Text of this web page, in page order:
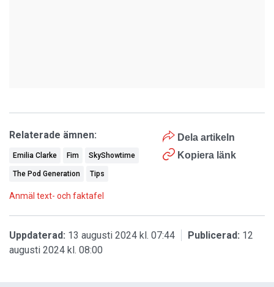
Dela artikeln
Kopiera länk
Relaterade ämnen:
Emilia Clarke Fim SkyShowtime
The Pod Generation Tips
Anmäl text- och faktafel
Uppdaterad: 13 augusti 2024 kl. 07:44 Publicerad: 12
augusti 2024 kl. 08:00